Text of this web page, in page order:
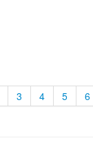
3 4 5 6